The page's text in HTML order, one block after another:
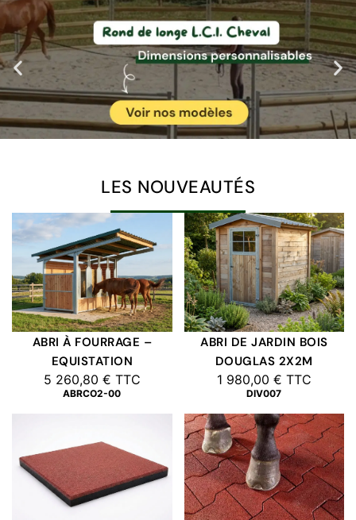
LES NOUVEAUTÉS
ABRI À FOURRAGE –
EQUISTATION
5 260,80 € TTC
ABRCO2-00
ABRI DE JARDIN BOIS
DOUGLAS 2X2M
1 980,00 € TTC
DIV007